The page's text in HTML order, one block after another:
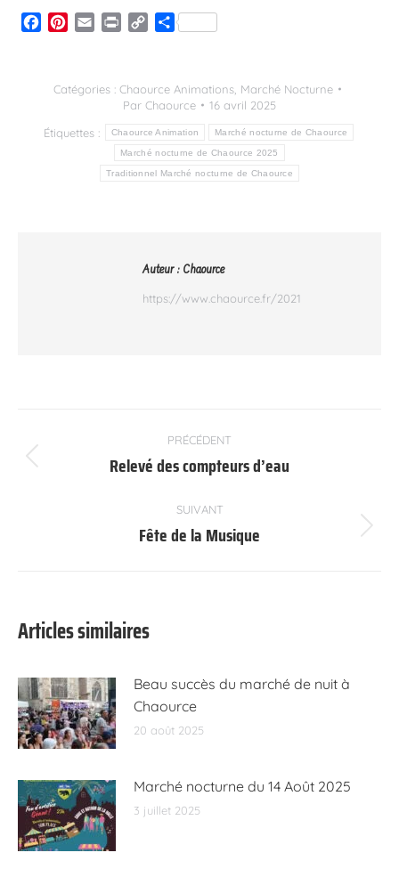
Facebook
Pinterest
Email Print
CopyPartager
Catégories : Chaource Animations, Marché Nocturne
Par Chaource
16 avril 2025
Étiquettes :
Chaource Animation Marché nocturne de Chaource
Marché nocturne de Chaource 2025
Traditionnel Marché nocturne de Chaource
Auteur : Chaource
https://www.chaource.fr/2021
article
PRÉCÉDENT
Article
:
Relevé des compteurs d’eau
SUIVANT
Article
Fête de la Musique
Articles similaires
Beau succès du marché de nuit à
Chaource
20 août 2025
Marché nocturne du 14 Août 2025
3 juillet 2025